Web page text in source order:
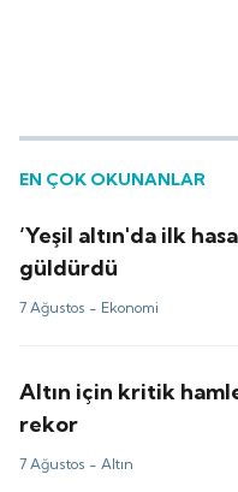
EN ÇOK OKUNANLAR
‘Yeşil altın'da ilk
güldürdü
7 Ağustos - Ekonomi
Altın için kritik
rekor
7 Ağustos -Altın